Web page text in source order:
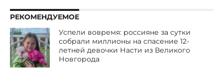
РЕКОМЕНДУЕМОЕ
Успели вовремя: россияне за сутки
собрали миллионы на спасение 12-
летней девочки Насти из Великого
Новгорода